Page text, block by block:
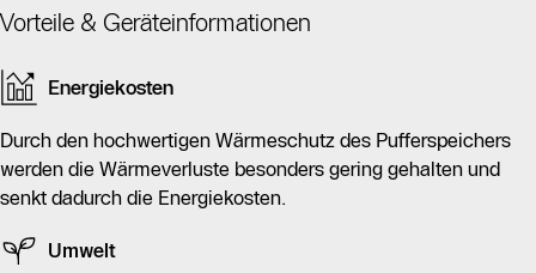
Vorteile & Geräteinformationen
Energiekosten
Durch den hochwertigen Wärmeschutz des Pufferspeichers
werden die Wärmeverluste besonders gering gehalten und
senkt dadurch die Energiekosten.
Umwelt